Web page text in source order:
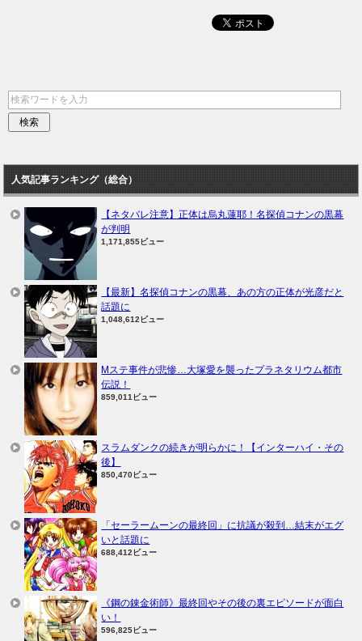
人気記事ランキング（総合）
【ネタバレ注意】正体は烏丸蓮耶！名探偵コナンの黒幕
が判明
1,171,855ビュー
【最新】名探偵コナンの黒幕、あの方の正体が光彦だと
話題に
1,048,612ビュー
Mステ事件が悲惨…大塚愛を襲ったプラネタリウム都市
伝説！
859,011ビュー
スラムダンクの続きが明らかに！【インターハイ・その
後】
850,470ビュー
「セーラームーンの最終回」に抗議が殺到…結末がエグ
いと話題に
688,412ビュー
《鋼の錬金術師》最終回やその後の裏エピソードが面白
い！
596,825ビュー